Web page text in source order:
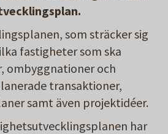
som sträcker sig
fastigheter som ska
ombyggnationer och
transaktioner,
samt även projektidéer.
har